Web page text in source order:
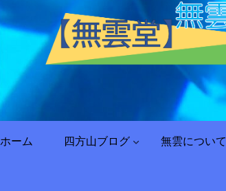
ホーム 四方山ブログ 無雲について